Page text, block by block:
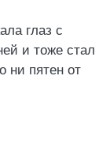
глаз с
и тоже стал
ни пятен от